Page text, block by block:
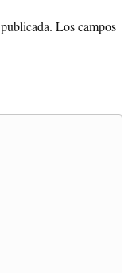
Los campos